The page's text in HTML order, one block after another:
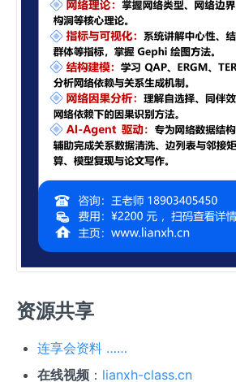
资源共享
连享会资料 ……
在线视频： lianxh-class.cn